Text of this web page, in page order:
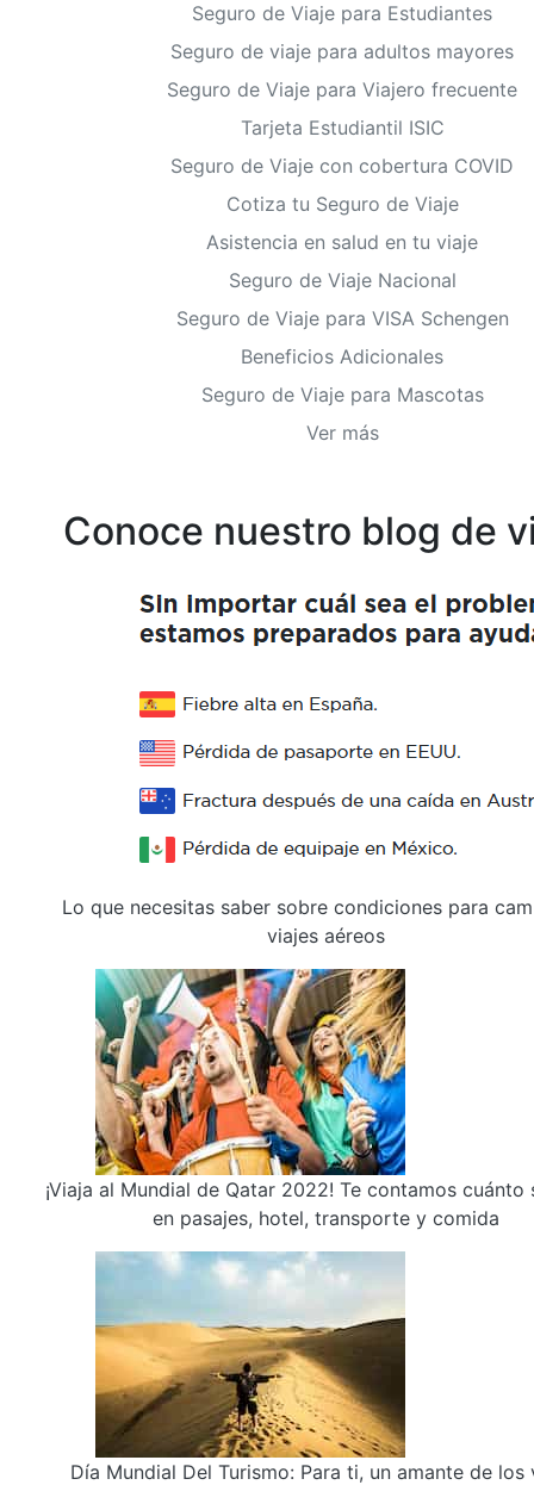
Seguro de Viaje para Estudiantes
Seguro de viaje para adultos mayores
Seguro de Viaje para Viajero frecuente
Tarjeta Estudiantil ISIC
Seguro de Viaje con cobertura COVID
Cotiza tu Seguro de Viaje
Asistencia en salud en tu viaje
Seguro de Viaje Nacional
Seguro de Viaje para VISA Schengen
Beneficios Adicionales
Seguro de Viaje para Mascotas
Ver más
Conoce nuestro blog de
Lo que necesitas saber sobre condiciones para
viajes aéreos
¡Viaja al Mundial de Qatar 2022! Te contamos cuánto
en pasajes, hotel, transporte y comida
Día Mundial Del Turismo: Para ti, un amante de los